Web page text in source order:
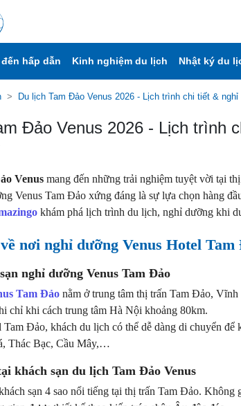
hấp dẫn Kinh nghiệm du lịch Nhật ký du
Du lịch Tam Đảo Venus 2026 - Lịch trình chi tiết &
Đảo Venus 2026 - Lịch trình
Venus mang đến những trải nghiệm tuyệt vời tại
Venus Tam Đảo xứng đáng là sự lựa chọn hàng
khám phá lịch trình du lịch, nghỉ dưỡng khi
nơi nghỉ dưỡng Venus Hotel Tam
nghỉ dưỡng Venus Tam Đảo
Tam Đảo nằm ở trung tâm thị trấn Tam Đảo,
chỉ khi cách trung tâm Hà Nội khoảng 80km.
Đảo, khách du lịch có thể dễ dàng di chuyển để
Thác Bạc, Cầu Mây,…
khách sạn du lịch Tam Đảo Venus
sạn 4 sao nổi tiếng tại thị trấn Tam Đảo. Không